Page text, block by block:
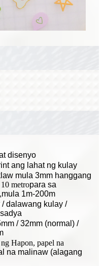
disenyo
ang lahat ng kulay
mula 3mm hanggang
metropara sa
,mula 1m-200m
dalawang kulay /
/ 32mm (normal) /
Hapon, papel na
na malinaw (alagang